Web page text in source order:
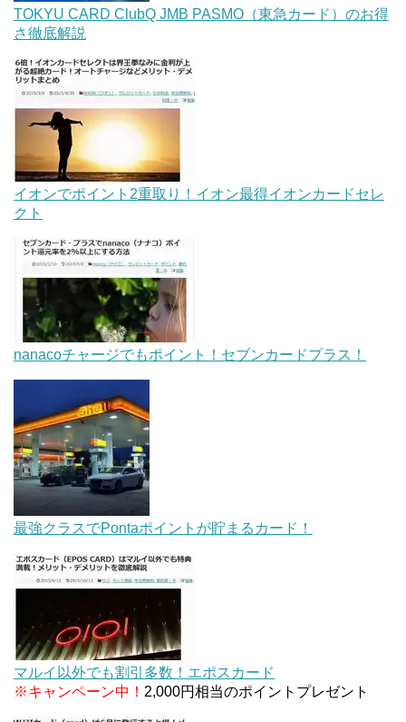
TOKYU CARD ClubQ JMB PASMO（東急カード）のお得
さ徹底解説
イオンでポイント2重取り！イオン最得イオンカードセレ
クト
nanacoチャージでもポイント！セブンカードプラス！
最強クラスでPontaポイントが貯まるカード！
マルイ以外でも割引多数！エポスカード
※キャンペーン中！ 2,000円相当のポイントプレゼント